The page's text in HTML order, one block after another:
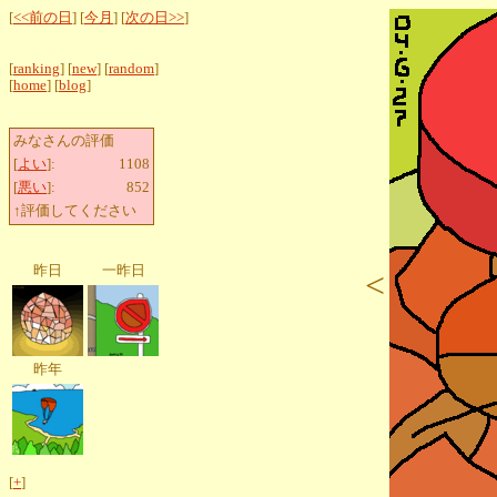
[<<前の日 ] [今月 ] [次の日>>]
[ranking] [new] [random]
[home] [blog]
みなさんの評価
[よい]:
1108
[悪い]:
852
↑評価してください
昨日 一昨日
昨年
[+]
<